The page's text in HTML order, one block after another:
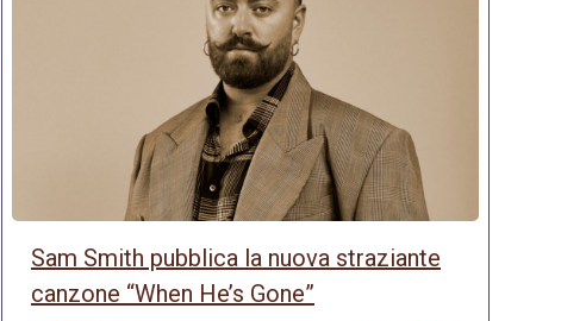
Sam Smith pubblica la nuova straziante
canzone “When He’s Gone”